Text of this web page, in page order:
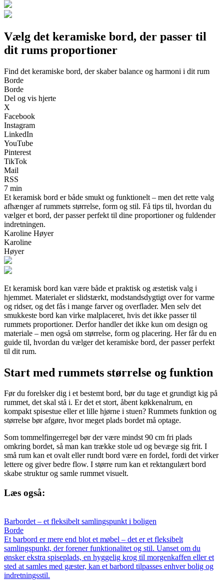
Vælg det keramiske bord, der passer til
dit rums proportioner
Find det keramiske bord, der skaber balance og harmoni i dit rum
Borde
Borde
Del og vis hjerte
X
Facebook
Instagram
LinkedIn
YouTube
Pinterest
TikTok
Mail
RSS
7 min
Et keramisk bord er både smukt og funktionelt – men det rette valg
afhænger af rummets størrelse, form og stil. Få tips til, hvordan du
vælger et bord, der passer perfekt til dine proportioner og fuldender
indretningen.
Karoline Høyer
Karoline
Høyer
Et keramisk bord kan være både et praktisk og æstetisk valg i
hjemmet. Materialet er slidstærkt, modstandsdygtigt over for varme
og ridser, og det fås i mange farver og overflader. Men selv det
smukkeste bord kan virke malplaceret, hvis det ikke passer til
rummets proportioner. Derfor handler det ikke kun om design og
materiale – men også om størrelse, form og placering. Her får du en
guide til, hvordan du vælger det keramiske bord, der passer perfekt
til dit rum.
Start med rummets størrelse og funktion
Før du forelsker dig i et bestemt bord, bør du tage et grundigt kig på
rummet, det skal stå i. Er det et stort, åbent køkkenalrum, en
kompakt spisestue eller et lille hjørne i stuen? Rummets funktion og
størrelse bør afgøre, hvor meget plads bordet må optage.
Som tommelfingerregel bør der være mindst 90 cm fri plads
omkring bordet, så man kan trække stole ud og bevæge sig frit. I
små rum kan et ovalt eller rundt bord være en fordel, fordi det virker
lettere og giver bedre flow. I større rum kan et rektangulært bord
skabe struktur og samle rummet visuelt.
Læs også:
Barbordet – et fleksibelt samlingspunkt i boligen
Borde
Et barbord er mere end blot et møbel – det er et fleksibelt
samlingspunkt, der forener funktionalitet og stil. Uanset om du
ønsker ekstra spiseplads, en hyggelig krog til morgenkaffen eller et
sted at samles med gæster, kan et barbord tilpasses enhver bolig og
indretningsstil.